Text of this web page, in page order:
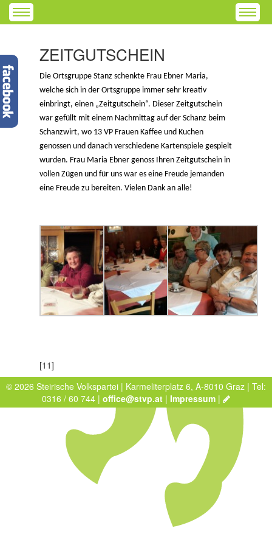
ZEITGUTSCHEIN
Die Ortsgruppe Stanz schenkte Frau Ebner Maria,
welche sich in der Ortsgruppe immer sehr kreativ
einbringt, einen „Zeitgutschein“. Dieser Zeitgutschein
war gefüllt mit einem Nachmittag auf der Schanz beim
Schanzwirt, wo 13 VP Frauen Kaffee und Kuchen
genossen und danach verschiedene Kartenspiele gespielt
wurden. Frau Maria Ebner genoss Ihren Zeitgutschein in
vollen Zügen und für uns war es eine Freude jemanden
eine Freude zu bereiten. Vielen Dank an alle!
[11]
© 2026 Steirische Volkspartei | Karmeliterplatz 6, A-8010 Graz | Tel:
0316 / 60 744 | office@stvp.at | Impressum |